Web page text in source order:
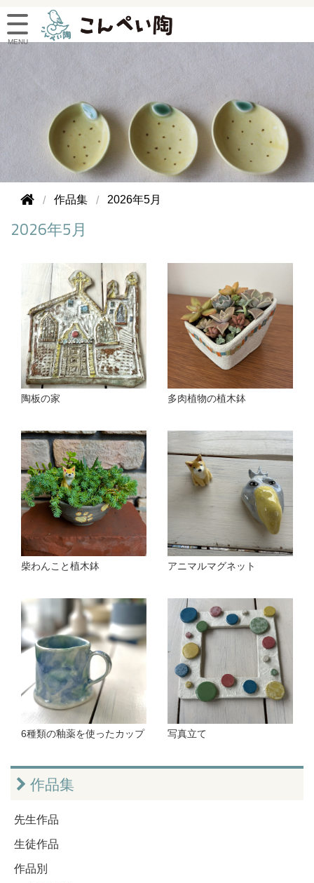
作品集 2026年5月
2026年5月
陶板の家 多肉植物の植木鉢
柴わんこと植木鉢 アニマルマグネット
6種類の釉薬を使ったカップ 写真立て
作品集
先生作品
生徒作品
作品別